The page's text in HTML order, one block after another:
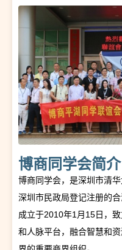
博商同学会简介
博商同学会，是深圳市清
深圳市民政局登记注册的
成立于2010年1月15日，
和人脉平台，融合智慧和